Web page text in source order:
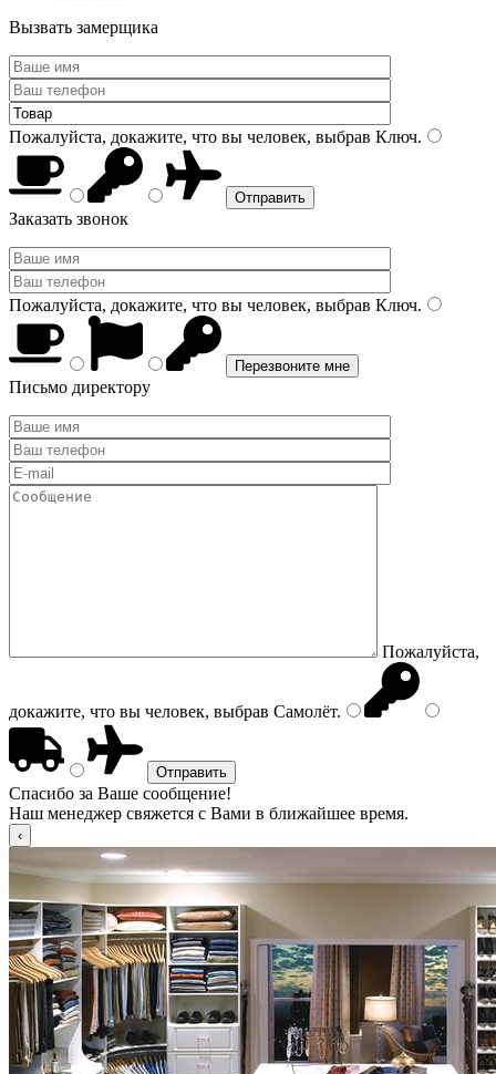
Вызвать замерщика
Пожалуйста, докажите, что вы человек, выбрав Ключ.
Заказать звонок
Пожалуйста, докажите, что вы человек, выбрав Ключ.
Письмо директору
Пожалуйста,
докажите, что вы человек, выбрав Самолёт.
Спасибо за Ваше сообщение!
Наш менеджер свяжется с Вами в ближайшее время.